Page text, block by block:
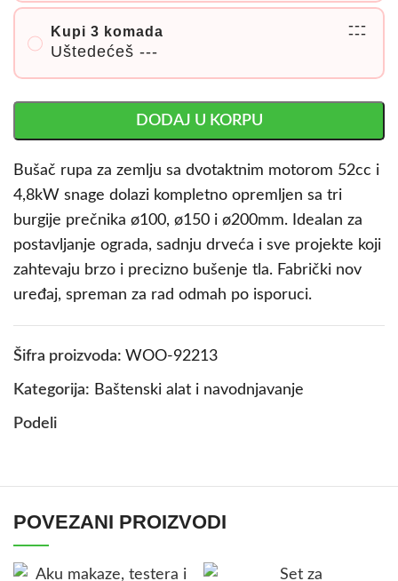
Kupi 3 komada
Uštedećeš ---
---
---
DODAJ U KORPU
Bušač rupa za zemlju sa dvotaktnim motorom 52cc i
4,8kW snage dolazi kompletno opremljen sa tri
burgije prečnika ø100, ø150 i ø200mm. Idealan za
postavljanje ograda, sadnju drveća i sve projekte koji
zahtevaju brzo i precizno bušenje tla. Fabrički nov
uređaj, spreman za rad odmah po isporuci.
Šifra proizvoda: WOO-92213
Kategorija: Baštenski alat i navodnjavanje
Podeli
POVEZANI PROIZVODI